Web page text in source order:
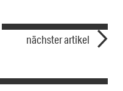
nächster artikel